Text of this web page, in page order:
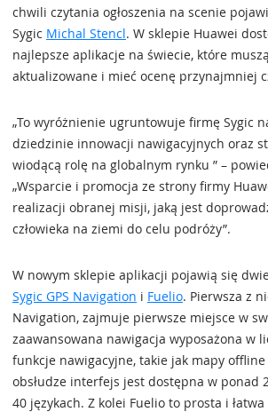
chwili czytania ogłoszenia na scenie
Sygic Michal Stencl. W sklepie Huawei
najlepsze aplikacje na świecie, które
aktualizowane i mieć ocenę przynajmniej
„To wyróżnienie ugruntowuje firmę Sygic
dziedzinie innowacji nawigacyjnych oraz
wiodącą rolę na globalnym rynku ” –
„Wsparcie i promocja ze strony firmy
realizacji obranej misji, jaką jest
człowieka na ziemi do celu podróży”.
W nowym sklepie aplikacji pojawią się
Sygic GPS Navigation i Fuelio. Pierwsza z
Navigation, zajmuje pierwsze miejsce w
zaawansowana nawigacja wyposażona w
funkcje nawigacyjne, takie jak mapy offline
obsłudze interfejs jest dostępna w ponad
40 językach. Z kolei Fuelio to prosta i łatwa